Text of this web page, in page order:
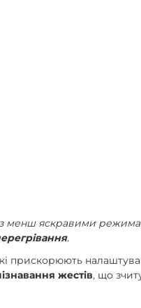
з менш яскравими
.
прискорюють
жестів, що